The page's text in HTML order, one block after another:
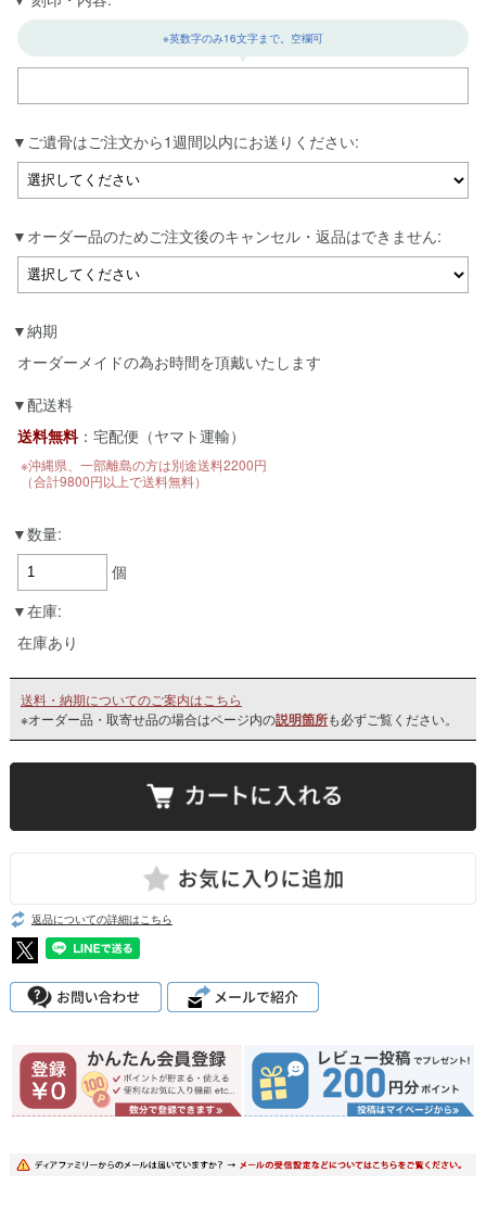
※英数字のみ16文字まで。空欄可
ご遺骨はご注文から1週間以内にお送りください:
オーダー品のためご注文後のキャンセル・返品はできません:
納期
オーダーメイドの為お時間を頂戴いたします
配送料
送料無料：宅配便（ヤマト運輸）
※沖縄県、一部離島の方は別途送料2200円
（合計9800円以上で送料無料）
数量:
個
在庫:
在庫あり
送料・納期についてのご案内はこちら
※オーダー品・取寄せ品の場合はページ内の説明箇所も必ずご覧ください。
返品についての詳細はこちら